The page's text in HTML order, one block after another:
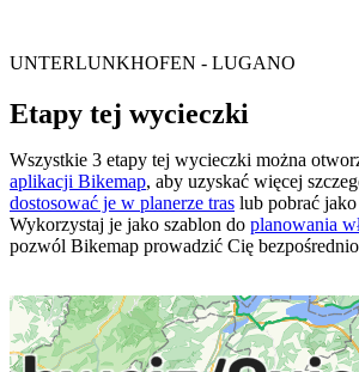
UNTERLUNKHOFEN - LUGANO
Etapy tej wycieczki
Wszystkie 3 etapy tej wycieczki można
aplikacji Bikemap, aby uzyskać więcej
dostosować je w planerze tras lub pobrać
Wykorzystaj je jako szablon do planowania
pozwól Bikemap prowadzić Cię